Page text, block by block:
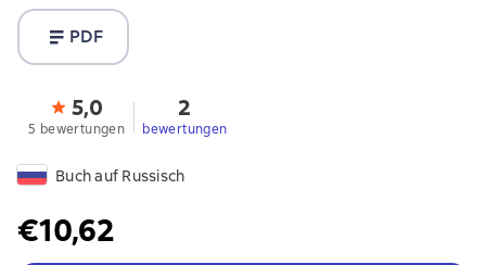
PDF
5,0
5 bewertungen
2
bewertungen
Buch auf Russisch
€10,62